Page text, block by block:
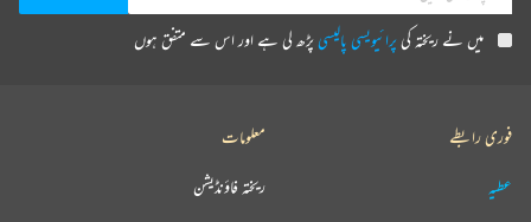
میں نے ریختہ کیپرائیویسی پالیسیپڑھ لی ہے اور اس سے متفق ہوں
فوری رابطے
عطیہ
معلومات
ریختہ فاؤنڈیشن